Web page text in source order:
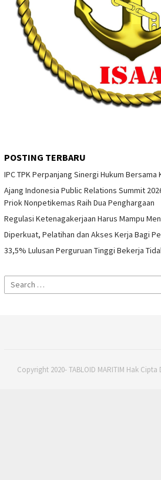
POSTING TERBARU
IPC TPK Perpanjang Sinergi Hukum Bersama
Ajang Indonesia Public Relations Summit
Priok Nonpetikemas Raih Dua Penghargaan
Regulasi Ketenagakerjaan Harus Mampu
Diperkuat, Pelatihan dan Akses Kerja Bagi
33,5% Lulusan Perguruan Tinggi Bekerja
Search
for:
Copyright 2020- TABLOID MARITIM Hak